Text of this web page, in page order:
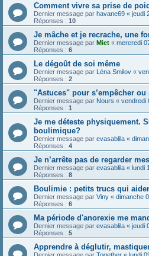
Comment vivre sa prise de
Dernier message par havane69 « jeudi
Réponses : 10
Je mâche et je recrache, une
Dernier message par Miet « mercredi
Réponses : 6
Le dégoût de soi même
Dernier message par Léna Smilov «
Réponses : 2
"Astuces" pour s’empêcher
Dernier message par Nours « vendredi
Réponses : 1
Je me déteste physiquement.
boulimique?
Dernier message par evasablila «
Réponses : 4
Je n’arrête pas de regarder
Dernier message par evasablila « lundi
Réponses : 8
Boulimie : petits trucs qui
Dernier message par Viny « dimanche
Réponses : 6
Ma période d'anorexie me
Dernier message par evasablila « jeudi
Réponses : 5
Apprendre à déglutir,